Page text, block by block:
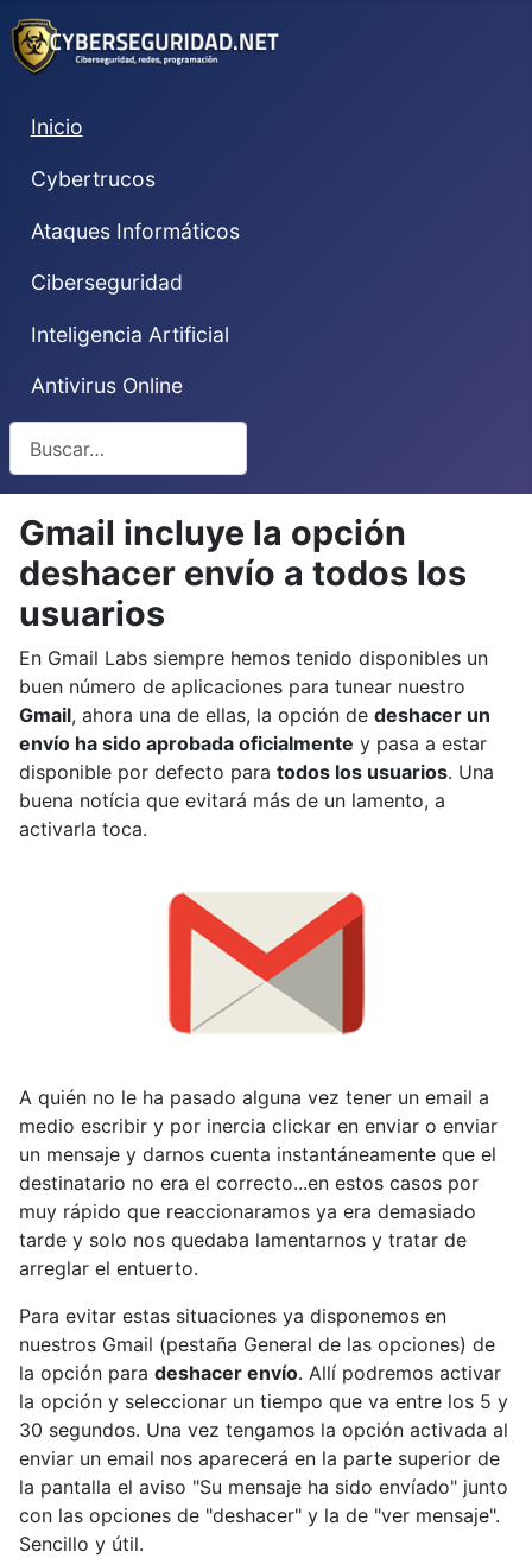
Inicio
Cybertrucos
Ataques Informáticos
Ciberseguridad
Inteligencia Artificial
Antivirus Online
Gmail incluye la opción
deshacer envío a todos los
usuarios
En Gmail Labs siempre hemos tenido disponibles un
buen número de aplicaciones para tunear nuestro
Gmail, ahora una de ellas, la opción de deshacer un
envío ha sido aprobada oficialmente y pasa a estar
disponible por defecto para todos los usuarios. Una
buena notícia que evitará más de un lamento, a
activarla toca.
A quién no le ha pasado alguna vez tener un email a
medio escribir y por inercia clickar en enviar o enviar
un mensaje y darnos cuenta instantáneamente que el
destinatario no era el correcto...en estos casos por
muy rápido que reaccionaramos ya era demasiado
tarde y solo nos quedaba lamentarnos y tratar de
arreglar el entuerto.
Para evitar estas situaciones ya disponemos en
nuestros Gmail (pestaña General de las opciones) de
la opción para deshacer envío. Allí podremos activar
la opción y seleccionar un tiempo que va entre los 5 y
30 segundos. Una vez tengamos la opción activada al
enviar un email nos aparecerá en la parte superior de
la pantalla el aviso "Su mensaje ha sido envíado" junto
con las opciones de "deshacer" y la de "ver mensaje".
Sencillo y útil.